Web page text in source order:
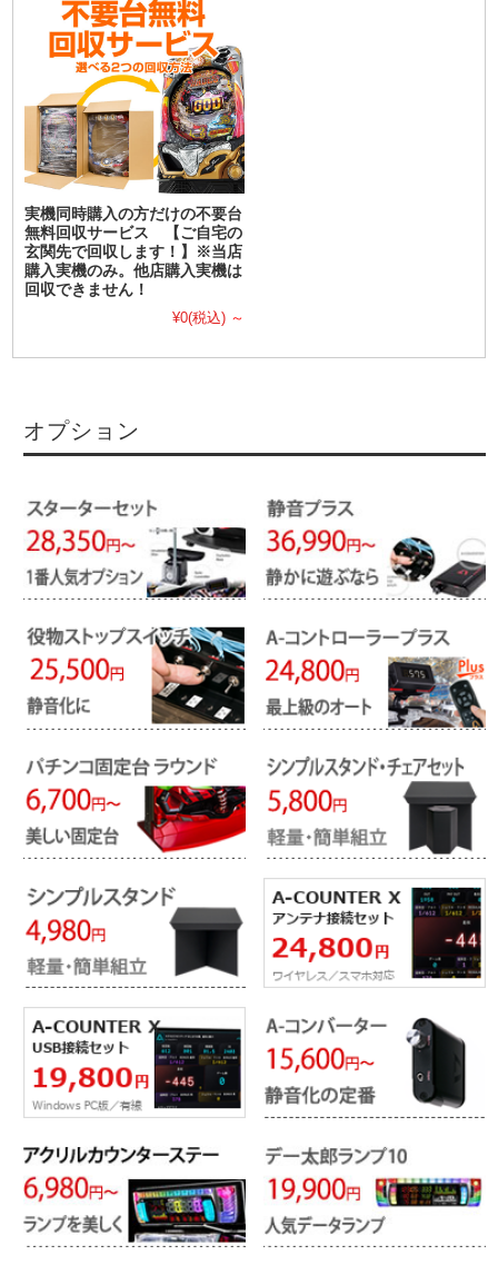
実機同時購入の方だけの不要台
無料回収サービス 【ご自宅の
玄関先で回収します！】※当店
購入実機のみ。他店購入実機は
回収できません！
¥0(税込) ～
オプション